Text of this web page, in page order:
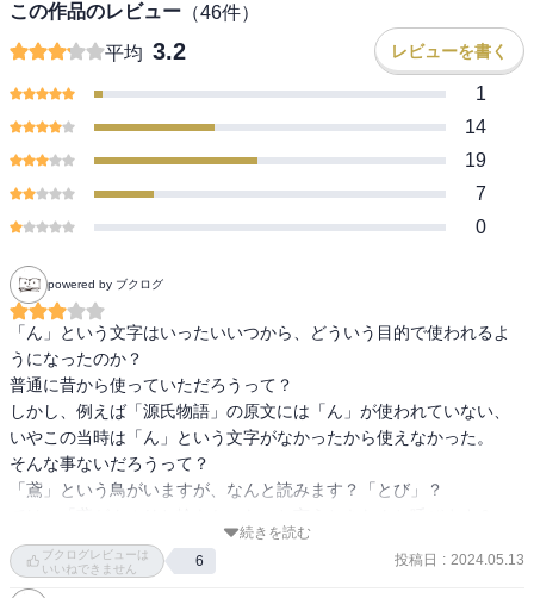
この作品のレビュー （46件）
平均 3.2 レビューを書く
1
14
19
7
0
powered by ブクログ
「ん」という文字はいったいいつから、どういう目的で使われるよ
うになったのか？
普通に昔から使っていただろうって？
しかし、例えば「源氏物語」の原文には「ん」が使われていない、
いやこの当時は「ん」という文字がなかったから使えなかった。
そんな事ないだろうって？
「鳶」という鳥がいますが、なんと読みます？「とび」？
「とんび」ではないですか？
なぜ「とび」と「とんび」があるのか？不思議じゃないですか？
続きを読む
ブクログレビューは
いいねできません
6 投稿日 : 2024.05.13